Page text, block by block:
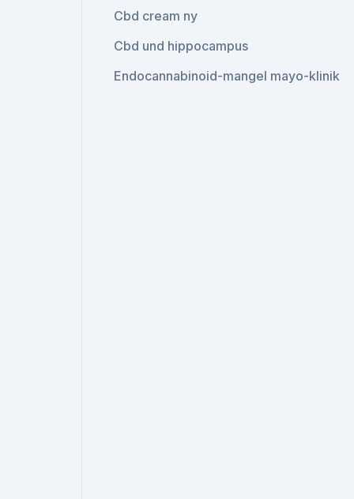
Cbd cream ny
Cbd und hippocampus
Endocannabinoid-mangel mayo-klinik